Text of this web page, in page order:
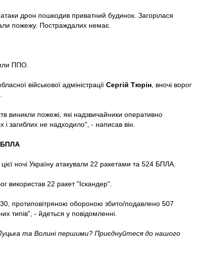
дрон пошкодив приватний будинок. Загорілася
пожежу. Постраждалих немає.
ППО.
військової адміністрації Сергій Тюрін , вночі ворог
виникли пожежі, які надзвичайники оперативно
і загиблих не надходило", - написав він.
БПЛА
ночі Україну атакували 22 ракетами та 524 БПЛА.
використав 22 ракет "Іскандер".
протиповітряною обороною збито/подавлено 507
типів", - йдеться у повідомленні.
та Волині першими? Приєднуйтеся до нашого